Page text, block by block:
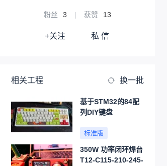
粉丝 3 | 获赞 13
+关注 私 信
相关工程 换一批
基于STM32的84配
列DIY键盘
标准版
350W 功率闭环焊台
T12-C115-210-245-